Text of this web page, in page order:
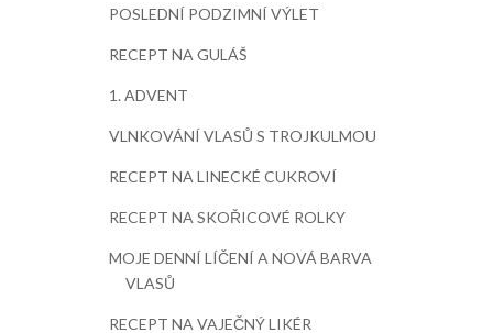
POSLEDNÍ PODZIMNÍ VÝLET
RECEPT NA GULÁŠ
1. ADVENT
VLNKOVÁNÍ VLASŮ S TROJKULMOU
RECEPT NA LINECKÉ CUKROVÍ
RECEPT NA SKOŘICOVÉ ROLKY
MOJE DENNÍ LÍČENÍ A NOVÁ BARVA
VLASŮ
RECEPT NA VAJEČNÝ LIKÉR